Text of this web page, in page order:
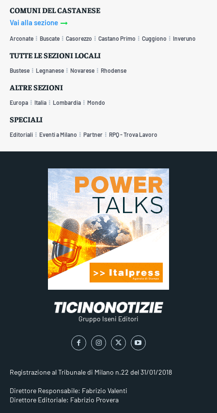
COMUNI DEL CASTANESE
Vai alla sezione
Arconate Buscate Casorezzo Castano Primo Cuggiono Inveruno
TUTTE LE SEZIONI LOCALI
Bustese Legnanese Novarese Rhodense
ALTRE SEZIONI
Europa Italia Lombardia Mondo
SPECIALI
Editoriali Eventi a Milano Partner RPQ - Trova Lavoro
Gruppo Iseni Editori
Registrazione al Tribunale di Milano n.22 del 31/01/2018
Direttore Responsabile: Fabrizio Valenti
Direttore Editoriale: Fabrizio Provera